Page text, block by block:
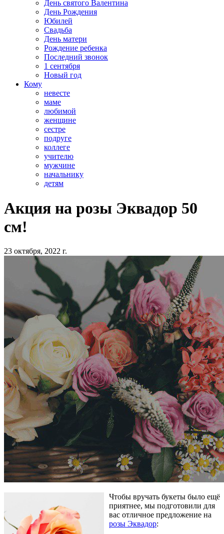
День святого Валентина
День Рождения
Юбилей
Свадьба
День матери
Рождение ребенка
Последний звонок
1 сентября
Новый год
Кому
невесте
маме
любимой
женщине
сестре
подруге
коллеге
учителю
мужчине
начальнику
детям
Акция на розы Эквадор 50
см!
23 октября, 2022 г.
Чтобы вручать букеты было ещё
приятнее, мы подготовили для
вас отличное предложение на
розы Эквадор: